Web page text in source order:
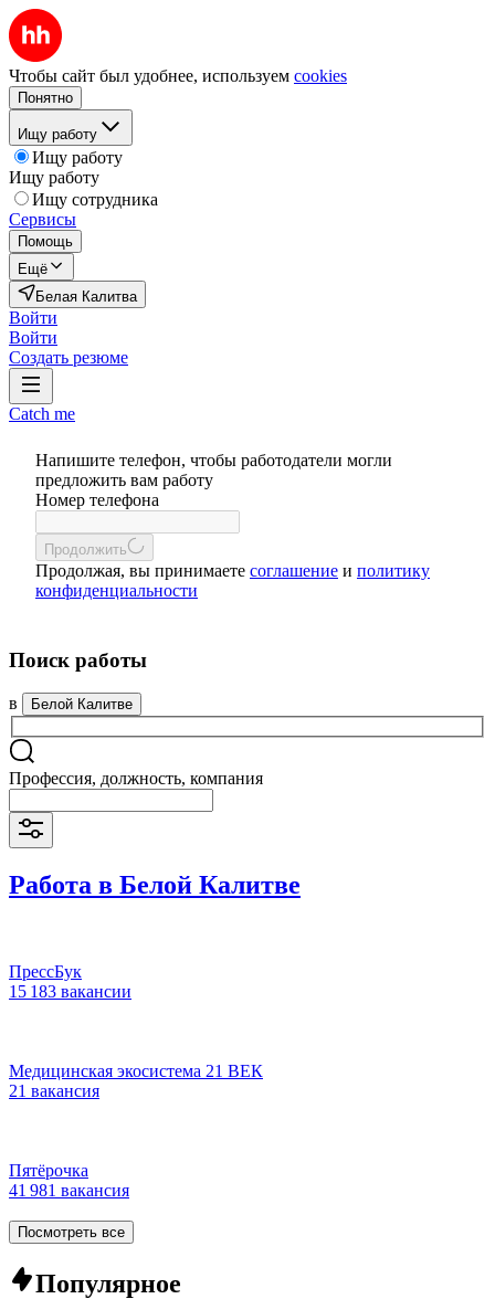
Чтобы сайт был удобнее, используем cookies
Понятно
Ищу работу
Ищу работу
Ищу работу
Ищу сотрудника
Сервисы
Помощь
Ещё
Белая Калитва
Войти
Войти
Создать резюме
Catch me
Напишите телефон, чтобы работодатели могли
предложить вам работу
Номер телефона
Продолжить
Продолжая, вы принимаете соглашение и политику
конфиденциальности
Поиск работы
в Белой Калитве
Профессия, должность, компания
Работа в Белой Калитве
ПрессБук
15 183 вакансии
Медицинская экосистема 21 ВЕК
21 вакансия
Пятёрочка
41 981 вакансия
Посмотреть все
Популярное